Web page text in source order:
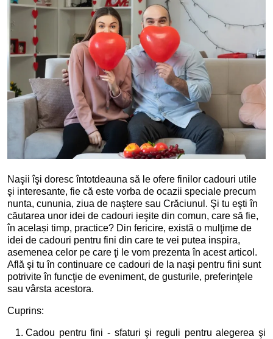
Naşii îşi doresc întotdeauna să le ofere finilor cadouri utile
şi interesante, fie că este vorba de ocazii speciale precum
nunta, cununia, ziua de naştere sau Crăciunul. Şi tu eşti în
căutarea unor idei de cadouri ieşite din comun, care să fie,
în același timp, practice? Din fericire, există o mulţime de
idei de cadouri pentru fini din care te vei putea inspira,
asemenea celor pe care ţi le vom prezenta în acest articol.
Află şi tu în continuare ce cadouri de la naşi pentru fini sunt
potrivite în funcţie de eveniment, de gusturile, preferinţele
sau vârsta acestora.
Cuprins:
Cadou pentru fini - sfaturi şi reguli pentru alegerea şi